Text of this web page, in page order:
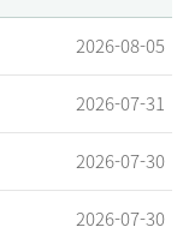
2026-08-05
2026-07-31
2026-07-30
2026-07-30